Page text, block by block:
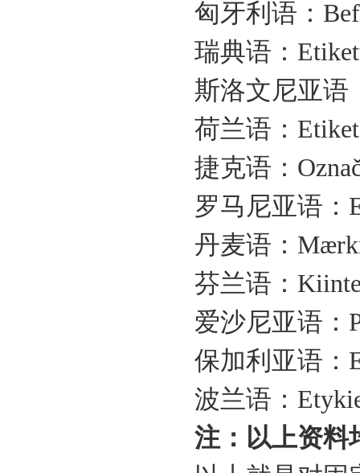
匈牙利语：
瑞典语：
斯洛文尼亚语
荷兰语：
捷克语：
罗马尼亚语：
丹麦语：
芬兰语：
爱沙尼亚语：
保加利亚语：
波兰语：
注：以上资料